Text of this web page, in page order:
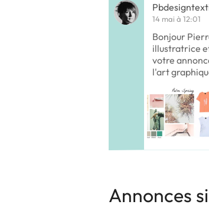
14 mai à 12:01
Bonjour
illustratrice
votre
l'art
Annonces